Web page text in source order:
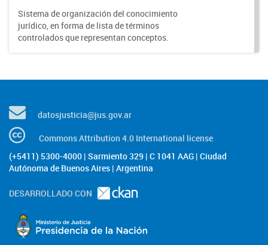
Sistema de organización del conocimiento
jurídico, en forma de lista de términos
controlados que representan conceptos.
datosjusticia@jus.gov.ar
Commons Attribution 4.0 International license
(+5411) 5300-4000 | Sarmiento 329 | C 1041 AAG | Ciudad
Autónoma de Buenos Aires | Argentina
DESARROLLADO CON